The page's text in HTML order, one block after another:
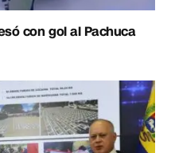
con gol al Pachuca